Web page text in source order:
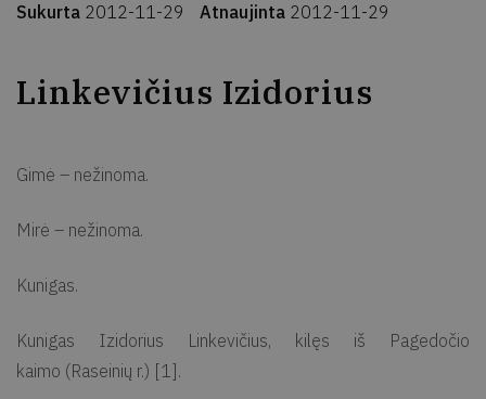
Sukurta 2012-11-29 Atnaujinta 2012-11-29
Linkevičius Izidorius
Gimė – nežinoma.
Mirė – nežinoma.
Kunigas.
Kunigas Izidorius Linkevičius, kilęs iš Pagedočio
kaimo (Raseinių r.) [1].